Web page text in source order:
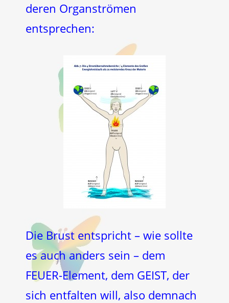
deren Organströmen
entsprechen:
Die Brust entspricht – wie sollte
es auch anders sein – dem
FEUER-Element, dem GEIST, der
sich entfalten will, also demnach